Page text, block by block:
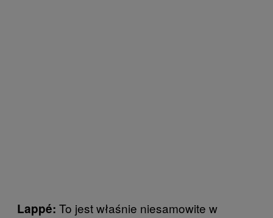
Lappé: To jest właśnie niesamowite w